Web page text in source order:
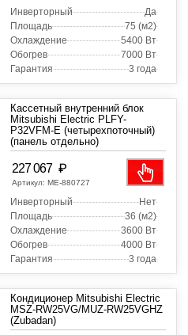
Инверторный
Да
Площадь
75 (м2)
Охлаждение
5400 Вт
Обогрев
7000 Вт
Гарантия
3 года
Кассетный внутренний блок
Mitsubishi Electric PLFY-
P32VFM-E (четырехпоточный)
(панель отдельно)
227 067 ₽
Артикул: МЕ-880727
Инверторный
Нет
Площадь
36 (м2)
Охлаждение
3600 Вт
Обогрев
4000 Вт
Гарантия
3 года
Кондиционер Mitsubishi Electric
MSZ-RW25VG/MUZ-RW25VGHZ
(Zubadan)